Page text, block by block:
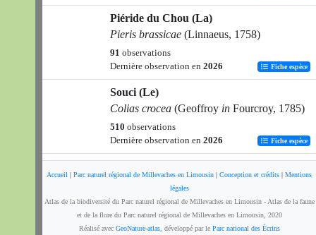
Piéride du Chou (La)
Pieris brassicae (Linnaeus, 1758)
91 observations
Dernière observation en 2026 Fiche espèce
Souci (Le)
Colias crocea (Geoffroy in Fourcroy, 1785)
510 observations
Dernière observation en 2026 Fiche espèce
Pieris napi
(Linnaeus, 1758)
199observations
Dernière observation en2026 Fiche espèce
Accueil | Parc naturel régional de Millevaches en Limousin | Conception et crédits | Mentions
légales
Atlas de la biodiversité du Parc naturel régional de Millevaches en Limousin - Atlas de la faune
et de la flore du Parc naturel régional de Millevaches en Limousin, 2020
Réalisé avec GeoNature-atlas, développé par le Parc national des Écrins